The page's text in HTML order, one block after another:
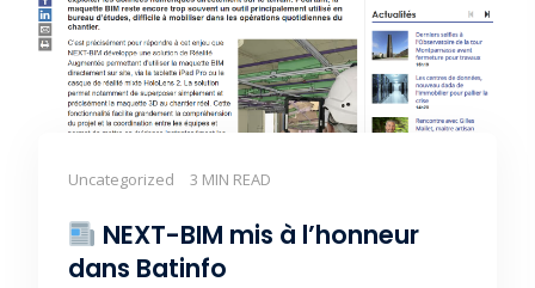
Uncategorized 3 MIN READ
NEXT-BIM mis à l’honneur
dans Batinfo